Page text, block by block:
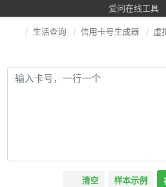
爱问在线工具
生活查询 信用卡号生成器 虚
清空 样本示例